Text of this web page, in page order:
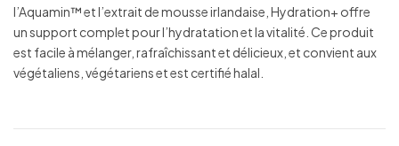
l’Aquamin™ et l’extrait de mousse irlandaise, Hydration+ offre
un support complet pour l’hydratation et la vitalité. Ce produit
est facile à mélanger, rafraîchissant et délicieux, et convient aux
végétaliens, végétariens et est certifié halal.